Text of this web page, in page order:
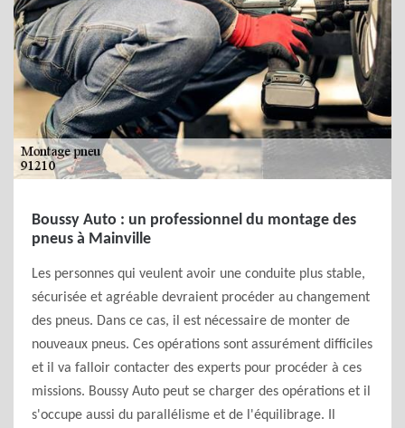
Boussy Auto : un professionnel du montage des
pneus à Mainville
Les personnes qui veulent avoir une conduite plus stable,
sécurisée et agréable devraient procéder au changement
des pneus. Dans ce cas, il est nécessaire de monter de
nouveaux pneus. Ces opérations sont assurément difficiles
et il va falloir contacter des experts pour procéder à ces
missions. Boussy Auto peut se charger des opérations et il
s'occupe aussi du parallélisme et de l'équilibrage. Il